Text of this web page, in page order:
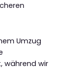
Umzug
während wir